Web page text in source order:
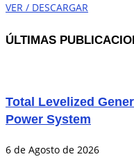
VER / DESCARGAR
ÚLTIMAS
Total Levelized
Power System
6 de Agosto de 2026